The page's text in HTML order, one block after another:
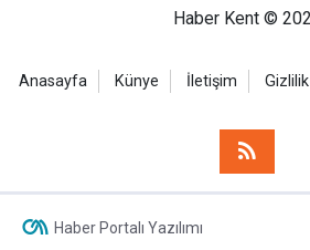
Haber Kent ©
Anasayfa Künye İletişim
Haber Portalı Yazılımı